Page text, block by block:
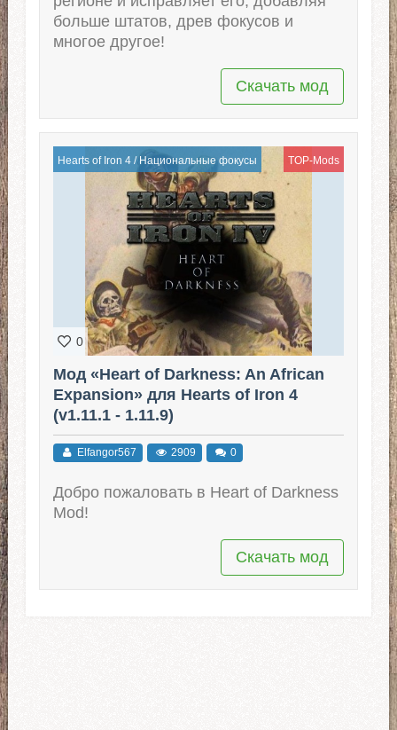
больше штатов, древ фокусов и
многое другое!
Скачать мод
Hearts of Iron 4/Национальные фокусы TOP-Mods
0
Мод «Heart of Darkness: An African
Expansion» для Hearts of Iron 4
(v1.11.1 - 1.11.9)
Elfangor567 2909 0
Добро пожаловать в Heart of Darkness
Mod!
Скачать мод